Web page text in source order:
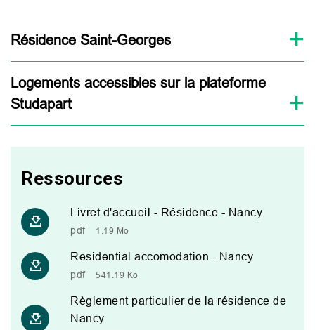
Résidence Saint-Georges
Logements accessibles sur la plateforme
Studapart
Ressources
Livret d'accueil - Résidence - Nancy
pdf 1.19 Mo
Residential accomodation - Nancy
pdf 541.19 Ko
Règlement particulier de la résidence de
Nancy